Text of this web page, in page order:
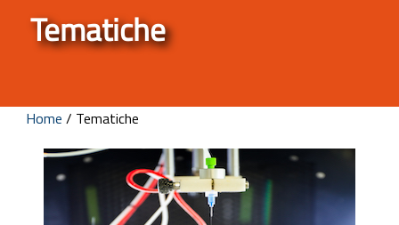
Tematiche
Home / Tematiche